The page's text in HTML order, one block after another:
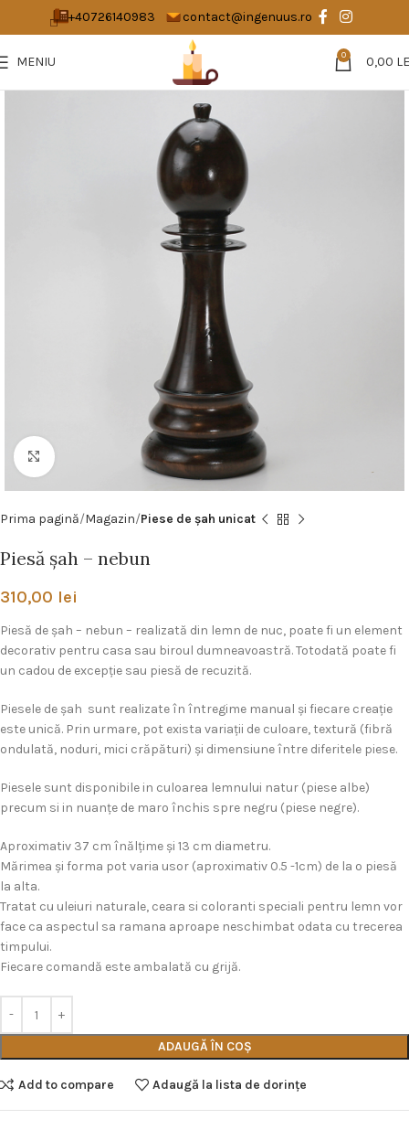
+40726140983 contact@ingenuus.ro
MENIU 0 0,00
Click pentru a mări
Prima pagină Magazin Piese de şah unicat
Piesă şah – nebun
310,00 lei
Piesă de șah – nebun – realizată din lemn de nuc, poate fi un element
decorativ pentru casa sau biroul dumneavoastră. Totodată poate fi
un cadou de excepţie sau piesă de recuzită.
Piesele de şah sunt realizate în întregime manual și fiecare creație
este unică. Prin urmare, pot exista variații de culoare, textură (fibră
ondulată, noduri, mici crăpături) și dimensiune între diferitele piese.
Piesele sunt disponibile in culoarea lemnului natur (piese albe)
precum si in nuanţe de maro închis spre negru (piese negre).
Aproximativ 37 cm înălțime și 13 cm diametru.
Mărimea și forma pot varia usor (aproximativ 0.5 -1cm) de la o piesă
la alta.
Tratat cu uleiuri naturale, ceara si coloranti speciali pentru lemn vor
face ca aspectul sa ramana aproape neschimbat odata cu trecerea
timpului.
Fiecare comandă este ambalată cu grijă.
ADAUGĂ ÎN COȘ
Add to compare Adaugă la lista de dorințe